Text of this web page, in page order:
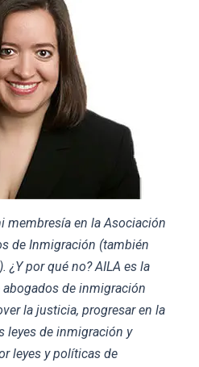
membresía en la Asociación
de Inmigración (también
¿Y por qué no? AILA es la
de inmigración
la justicia, progresar en la
leyes de inmigración y
leyes y políticas de